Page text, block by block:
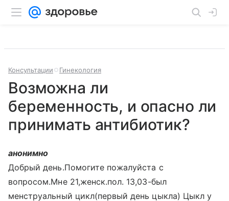
Консультации Гинекология
Возможна ли
беременность, и опасно ли
принимать антибиотик?
анонимно
Добрый день.Помогите пожалуйста с
вопросом.Мне 21,женск.пол. 13,03-был
менструальный цикл(первый день цыкла) Цыкл у